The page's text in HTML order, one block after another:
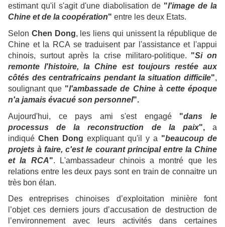
estimant qu'il s'agit d'une diabolisation de "l'image de la
Chine et de la coopération" entre les deux Etats.
Selon Chen Dong, les liens qui unissent la république de
Chine et la RCA se traduisent par l'assistance et l'appui
chinois, surtout après la crise militaro-politique. "Si on
remonte l'histoire, la Chine est toujours restée aux
côtés des centrafricains pendant la situation difficile",
soulignant que "l'ambassade de Chine à cette époque
n'a jamais évacué son personnel".
Aujourd'hui, ce pays ami s'est engagé "dans le
processus de la reconstruction de la paix",a
indiqué Chen Dong expliquant qu'il y a "beaucoup de
projets à faire, c'est le courant principal entre la Chine
et la RCA". L'ambassadeur chinois a montré que les
relations entre les deux pays sont en train de connaitre un
très bon élan.
Des entreprises chinoises d’exploitation minière font
l’objet ces derniers jours d’accusation de destruction de
l’environnement avec leurs activités dans certaines